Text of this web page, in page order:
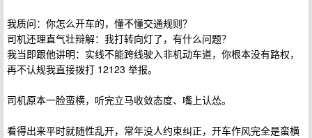
我质问：你怎么开车的，懂不懂交通规则？
司机还理直气壮辩解：我打转向灯了，有什么问题？
我当即跟他讲明：实线不能跨线驶入非机动车道，你根本没有路权，
再不认规我直接拨打 12123 举报。
司机原本一脸蛮横，听完立马收敛态度、嘴上认怂。
看得出来平时就随性乱开，常年没人约束纠正，开车作风完全是蛮横